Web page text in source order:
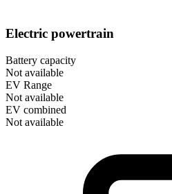
Electric powertrain
Battery capacity
Not available
EV Range
Not available
EV combined
Not available